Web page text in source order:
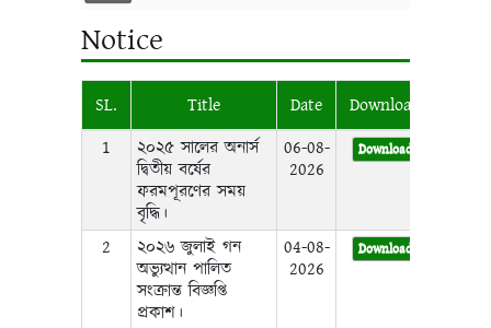
Notice
SL. Title Date
Download
1
২০২৫ সালের অনার্স
দ্বিতীয় বর্ষের
ফরমপূরণের সময়
বৃদ্ধি।
06-08-
2026
Download
2
২০২৬ জুলাই গন
অভ্যুত্থান পালিত
সংক্রান্ত বিজ্ঞপ্তি
প্রকাশ।
04-08-
2026
Download